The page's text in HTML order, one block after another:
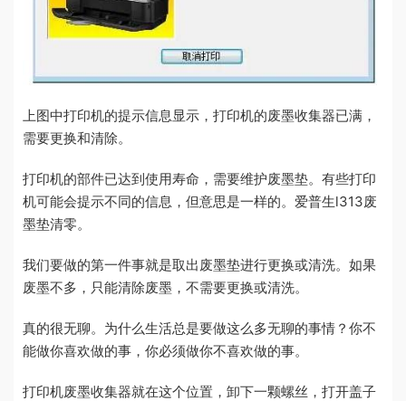
上图中打印机的提示信息显示，打印机的废墨收集器已满，
需要更换和清除。
打印机的部件已达到使用寿命，需要维护废墨垫。有些打印
机可能会提示不同的信息，但意思是一样的。爱普生l313废
墨垫清零。
我们要做的第一件事就是取出废墨垫进行更换或清洗。如果
废墨不多，只能清除废墨，不需要更换或清洗。
真的很无聊。为什么生活总是要做这么多无聊的事情？你不
能做你喜欢做的事，你必须做你不喜欢做的事。
打印机废墨收集器就在这个位置，卸下一颗螺丝，打开盖子